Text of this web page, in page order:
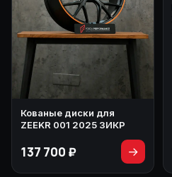
Кованые диски для
ZEEKR 001 2025 ЗИКР
137 700 ₽ →